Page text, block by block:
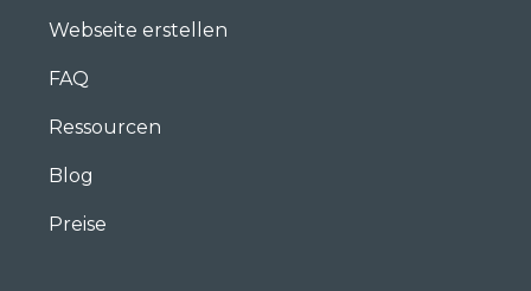
Webseite erstellen
FAQ
Ressourcen
Blog
Preise